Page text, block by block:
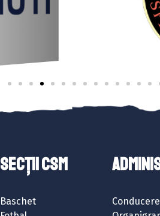
SECȚII CSM
Baschet
Conducere